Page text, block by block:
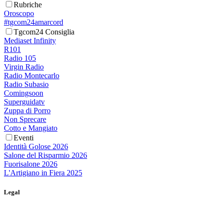
Rubriche
Oroscopo
#tgcom24amarcord
Tgcom24 Consiglia
Mediaset Infinity
R101
Radio 105
Virgin Radio
Radio Montecarlo
Radio Subasio
Comingsoon
Superguidatv
Zuppa di Porro
Non Sprecare
Cotto e Mangiato
Eventi
Identità Golose 2026
Salone del Risparmio 2026
Fuorisalone 2026
L'Artigiano in Fiera 2025
Legal